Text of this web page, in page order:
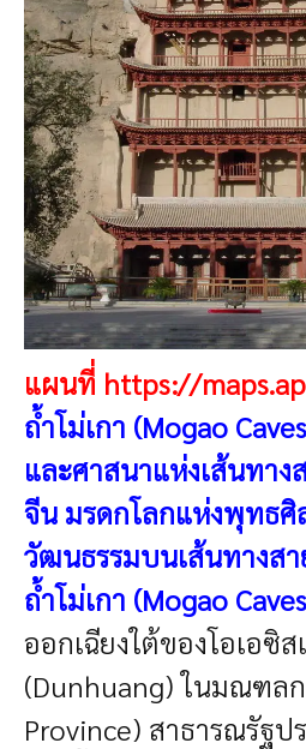
แผนที่ https://
ถ้ำโม่เกา (Mogao
และศาสนาแห่งเส้นทาง
จีน มรดกโลกแห่งพุทธ
วัฒนธรรมบนเส้นทางส
ถ้ำโม่เกา (Mogao
ออกเฉียงใต้ของโอเอซิ
(Dunhuang) ในมณฑล
Province) สาธารณรัฐป